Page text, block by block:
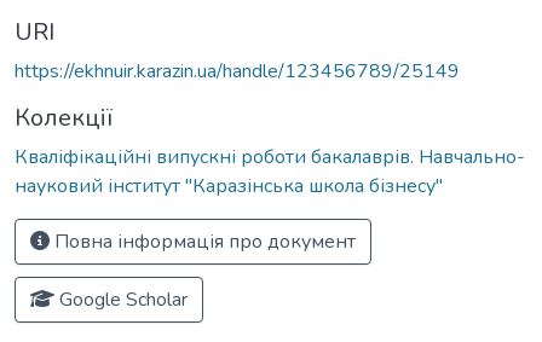
URI
https://ekhnuir.karazin.ua/handle/123456789/25149
Колекції
Кваліфікаційні випускні роботи бакалаврів. Навчально-
науковий інститут "Каразінська школа бізнесу"
Повна інформація про документ
Google Scholar